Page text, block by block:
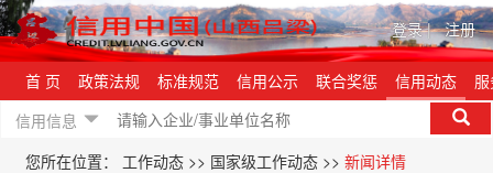
登录| 注册
首 页 政策法规 标准规范 信用公示 联合奖惩 信用动态
信用信息
您所在位置： 工作动态 >> 国家级工作动态 >> 新闻详情